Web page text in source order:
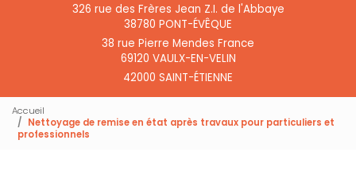
326 rue des Frères Jean Z.I. de l'Abbaye
38780 PONT-ÉVÊQUE
38 rue Pierre Mendes France
69120 VAULX-EN-VELIN
42000 SAINT-ÉTIENNE
Accueil
Nettoyage de remise en état après travaux pour particuliers et
professionnels